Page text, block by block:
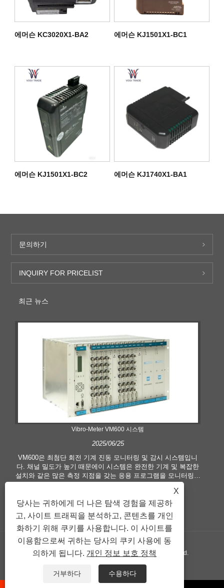
에머슨 KC3020X1-BA2 에머슨 KJ1501X1-BC1
에머슨 KJ1501X1-BC2 에머슨 KJ1740X1-BA1
문의하기
INQUIRY FOR PRICELIST
최근 뉴스
Vibro-Meter VM600 시스템
2025/06/25
VM600은 최첨단 회전 기계 진동 모니터링 및 감시 시스템입니
다. 채널 밀도가 높기 때문에이 시스템은 완전한 기계 및 복잡한
설치와 같은 많은 측정 지점을 갖는 응용 프로그램을 모니터링하
Copyright © 2024 보기국제무역(주) All Rights Reserved.
Sitemap XML
X
당사는 귀하에게 더 나은 탐색 경험을 제공하
고, 사이트 트래픽을 분석하고, 콘텐츠를 개인
화하기 위해 쿠키를 사용합니다. 이 사이트를
이용함으로써 귀하는 당사의 쿠키 사용에 동
의하게 됩니다. 개인 정보 보호 정책
거부하다 수용하다